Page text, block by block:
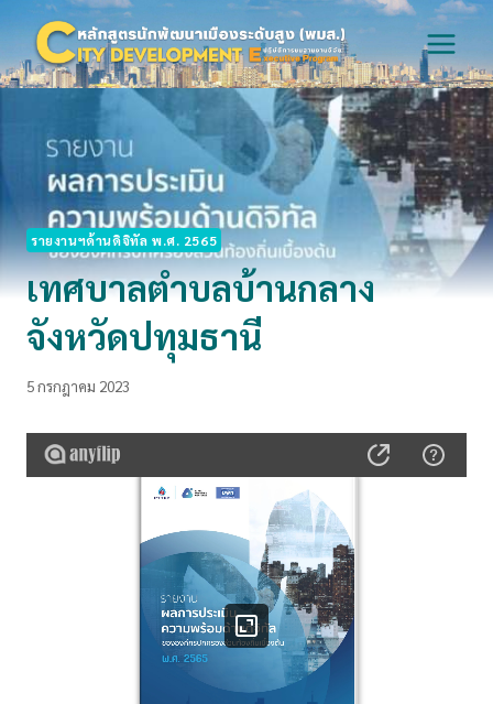
content
รายงานฯด้านดิจิทัล พ.ศ. 2565
เทศบาลตำบลบ้านกลาง
จังหวัดปทุมธานี
5 กรกฎาคม 2023